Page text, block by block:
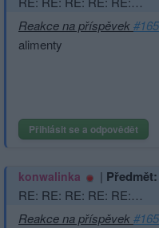
Reakce na příspěvek
alimenty
Přihlásit se a odpovědět
konwalinka | Předmět:
RE: RE: RE: RE: RE:…
Reakce na příspěvek